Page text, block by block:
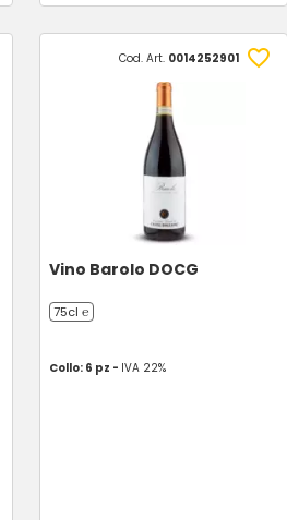
Cod. Art. 0014252901
Vino Barolo DOCG
75cl ℮
Collo: 6 pz - IVA 22%